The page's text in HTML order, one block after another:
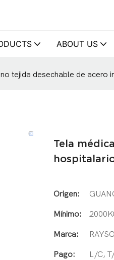
ABOUT US
tejida desechable de
Tela
Origen:
Mínimo:
Marca:
Pago: L/C,